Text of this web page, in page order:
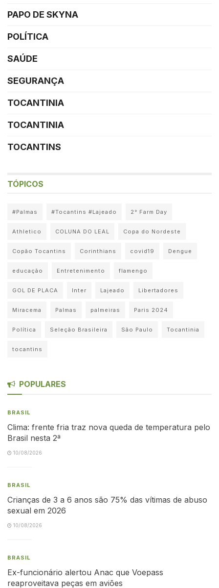
PAPO DE SKYNA
POLÍTICA
SAÚDE
SEGURANÇA
TOCANTINIA
TOCANTINIA
TOCANTINS
TÓPICOS
#Palmas #Tocantins #Lajeado 2° Farm Day
Athletico COLUNA DO LEAL Copa do Nordeste
Copão Tocantins Corinthians covid19 Dengue
educação Entretenimento flamengo
GOL DE PLACA Inter Lajeado Libertadores
Miracema Palmas palmeiras Paris 2024
Política Seleção Brasileira São Paulo Tocantinia
tocantins
POPULARES
BRASIL
Clima: frente fria traz nova queda de temperatura pelo
Brasil nesta 2ª
10/08/2026
BRASIL
Crianças de 3 a 6 anos são 75% das vítimas de abuso
sexual em 2026
10/08/2026
BRASIL
Ex-funcionário alertou Anac que Voepass
reaproveitava peças em aviões